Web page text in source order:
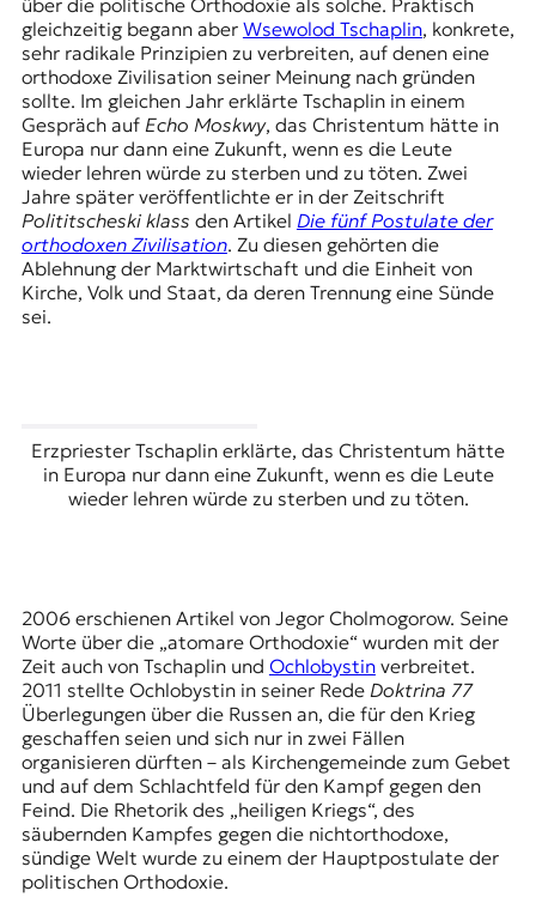
e
n
k
o
m
p
e
t
e
n
z
z
u
über die politische Orthodoxie als solche. Praktisch
gleichzeitig begann aber Wsewolod Tschaplin, konkrete,
sehr radikale Prinzipien zu verbreiten, auf denen eine
orthodoxe Zivilisation seiner Meinung nach gründen
sollte. Im gleichen Jahr erklärte Tschaplin in einem
Gespräch auf Echo Moskwy, das Christentum hätte in
Europa nur dann eine Zukunft, wenn es die Leute
wieder lehren würde zu sterben und zu töten. Zwei
Jahre später veröffentlichte er in der Zeitschrift
Polititscheski klass den Artikel Die fünf Postulate der
orthodoxen Zivilisation. Zu diesen gehörten die
Ablehnung der Marktwirtschaft und die Einheit von
Kirche, Volk und Staat, da deren Trennung eine Sünde
sei.
Erzpriester Tschaplin erklärte, das Christentum hätte
in Europa nur dann eine Zukunft, wenn es die Leute
wieder lehren würde zu sterben und zu töten.
2006 erschienen Artikel von Jegor Cholmogorow. Seine
Worte über die „atomare Orthodoxie“ wurden mit der
Zeit auch von Tschaplin und Ochlobystinverbreitet.
2011 stellte Ochlobystin in seiner Rede Doktrina 77
Überlegungen über die Russen an, die für den Krieg
geschaffen seien und sich nur in zwei Fällen
organisieren dürften – als Kirchengemeinde zum Gebet
und auf dem Schlachtfeld für den Kampf gegen den
Feind. Die Rhetorik des „heiligen Kriegs“, des
säubernden Kampfes gegen die nichtorthodoxe,
sündige Welt wurde zu einem der Hauptpostulate der
politischen Orthodoxie.